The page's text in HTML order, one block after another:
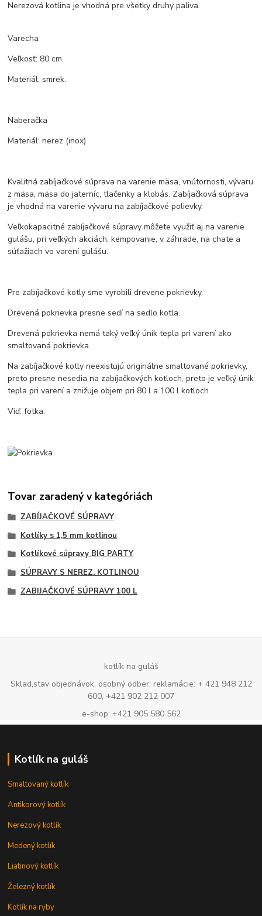
Nerezová kotlina je vhodná pre všetky druhy paliva.
Varecha
Veľkosť: 80 cm.
Materiál: smrek.
Naberačka
Materiál: nerez (inox)
Kvalitná zabíjačkové súprava na varenie mäsa, vnútornosti, vývaru
z mäsa, mäsa do jaterníc, tlačenky a klobás. Zabíjačková súprava
je vhodná na varenie vývaru na zabíjačkové polievky.
Veľkokapacitné zabíjačkové súpravy môžete využiť aj na varenie
gulášu, pri veľkých akciách, kempovanie, v záhrade, na chate a
súťažiach vo varení gulášu.
Pre zabíjačkové kotly sme vyrobili drevene pokrievky.
Drevená pokrievka presne sedí na sedlo kotla.
Drevená pokrievka nemá taký veľký únik tepla pri varení ako
smaltovaná pokrievka.
Na zabíjačkové kotly neexistujú originálne smaltované pokrievky,
preto presne nesedia na zabíjačkových kotloch, preto je veľký únik
tepla pri varení a znižuje objem pri 80 l a 100 l kotloch
Viď: fotka:
Tovar zaradený v kategóriách
ZABÍJAČKOVÉ SÚPRAVY
Kotlíky s 1,5 mm kotlinou
Kotlíkové súpravy BIG PARTY
SÚPRAVY S NEREZ. KOTLINOU
ZABIJAČKOVÉ SÚPRAVY 100 L
kotlík na guláš
Sklad,stav objednávok, osobný odber, reklamácie: + 421 948 212
600, +421 902 212 007
e-shop: +421 905 580 562
Kotlík na guláš
Smaltovaný kotlík
Antikorový kotlík
Nerezový kotlík
Medený kotlík
Liatinový kotlík
Železný kotlík
Kotlík na ryby